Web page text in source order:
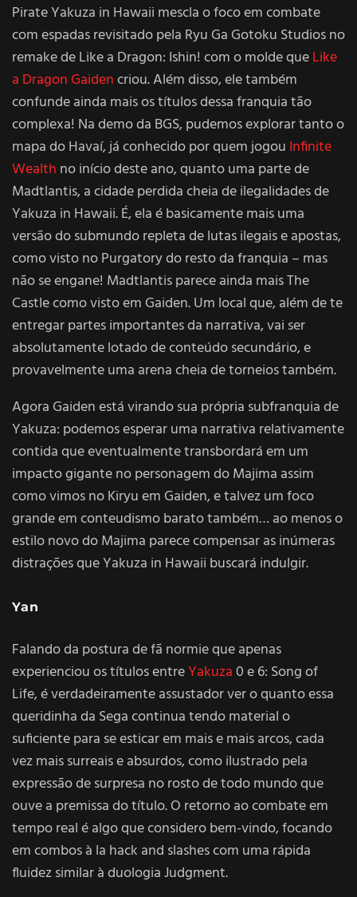
Pirate Yakuza in Hawaii mescla o foco em combate
com espadas revisitado pela Ryu Ga Gotoku Studios no
remake de Like a Dragon: Ishin! com o molde queLike
a Dragon Gaidencriou. Além disso, ele também
confunde ainda mais os títulos dessa franquia tão
complexa! Na demo da BGS, pudemos explorar tanto o
mapa do Havaí, já conhecido por quem jogou Infinite
Wealth no início deste ano, quanto uma parte de
Madtlantis, a cidade perdida cheia de ilegalidades de
Yakuza in Hawaii. É, ela é basicamente mais uma
versão do submundo repleta de lutas ilegais e apostas,
como visto no Purgatory do resto da franquia – mas
não se engane! Madtlantis parece ainda mais The
Castle como visto em Gaiden. Um local que, além de te
entregar partes importantes da narrativa, vai ser
absolutamente lotado de conteúdo secundário, e
provavelmente uma arena cheia de torneios também.
Agora Gaiden está virando sua própria subfranquia de
Yakuza: podemos esperar uma narrativa relativamente
contida que eventualmente transbordará em um
impacto gigante no personagem do Majima assim
como vimos no Kiryu em Gaiden, e talvez um foco
grande em conteudismo barato também… ao menos o
estilo novo do Majima parece compensar as inúmeras
distrações que Yakuza in Hawaii buscará indulgir.
Yan
Falando da postura de fã normie que apenas
experienciou os títulos entreYakuza0 e 6: Song of
Life, é verdadeiramente assustador ver o quanto essa
queridinha da Sega continua tendo material o
suficiente para se esticar em mais e mais arcos, cada
vez mais surreais e absurdos, como ilustrado pela
expressão de surpresa no rosto de todo mundo que
ouve a premissa do título. O retorno ao combate em
tempo real é algo que considero bem-vindo, focando
em combos à la hack and slashes com uma rápida
fluidez similar à duologia Judgment.